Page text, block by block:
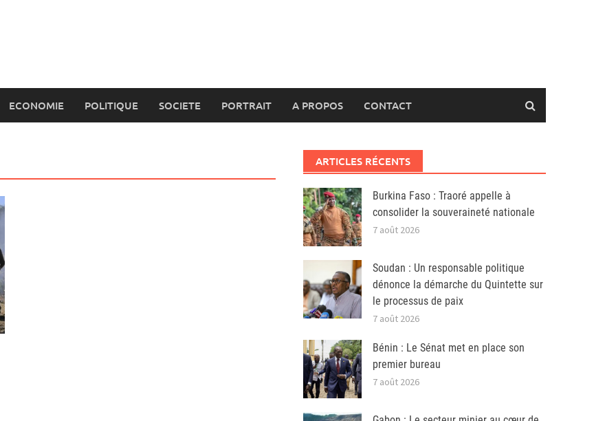
ECONOMIE POLITIQUE SOCIETE PORTRAIT A PROPOS CONTACT
ARTICLES RÉCENTS
Burkina Faso : Traoré appelle à
consolider la souveraineté nationale
7 août 2026
Soudan : Un responsable politique
dénonce la démarche du Quintette sur
le processus de paix
7 août 2026
Bénin : Le Sénat met en place son
premier bureau
7 août 2026